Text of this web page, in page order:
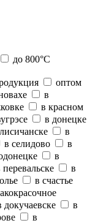
до 800°C
оптом
в
в красном
в донецке
в
в селидово
в
в
перевальске
в
в счастье
докучаевске
в
в